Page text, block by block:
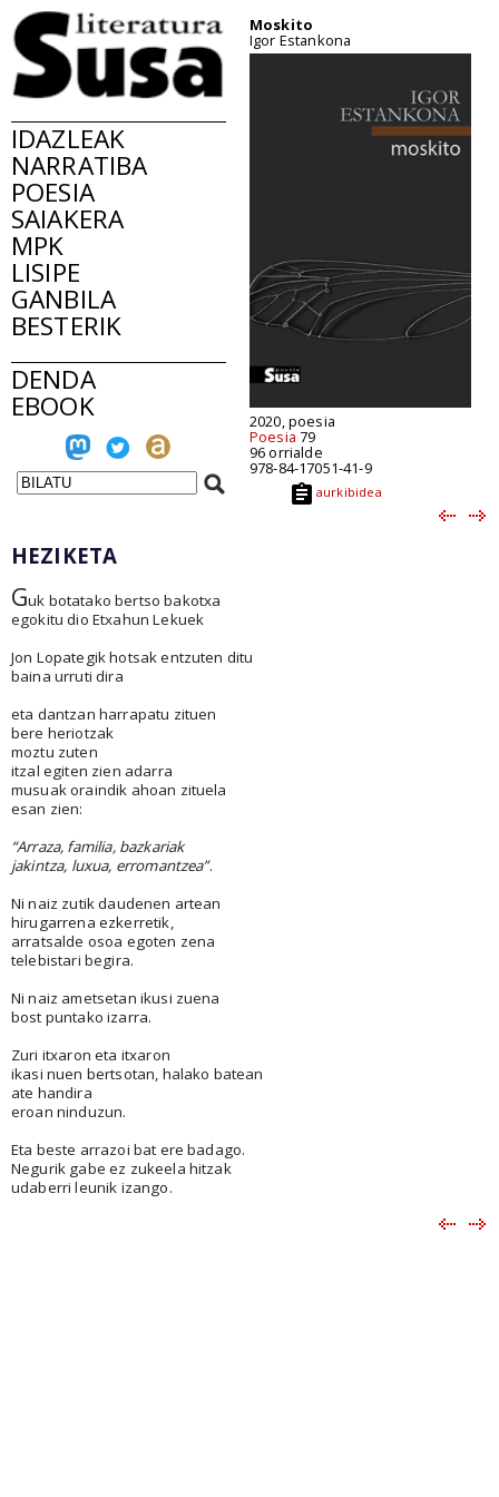
IDAZLEAK
NARRATIBA
POESIA
SAIAKERA
MPK
LISIPE
GANBILA
BESTERIK
DENDA
EBOOK
Moskito
Igor Estankona
2020, poesia
Poesia 79
96 orrialde
978-84-17051-41-9
aurkibidea
HEZIKETA
Guk botatako bertso bakotxa
egokitu dio Etxahun Lekuek
Jon Lopategik hotsak entzuten ditu
baina urruti dira
eta dantzan harrapatu zituen
bere heriotzak
moztu zuten
itzal egiten zien adarra
musuak oraindik ahoan zituela
esan zien:
“Arraza, familia, bazkariak
jakintza, luxua, erromantzea”.
Ni naiz zutik daudenen artean
hirugarrena ezkerretik,
arratsalde osoa egoten zena
telebistari begira.
Ni naiz ametsetan ikusi zuena
bost puntako izarra.
Zuri itxaron eta itxaron
ikasi nuen bertsotan, halako batean
ate handira
eroan ninduzun.
Eta beste arrazoi bat ere badago.
Negurik gabe ez zukeela hitzak
udaberri leunik izango.